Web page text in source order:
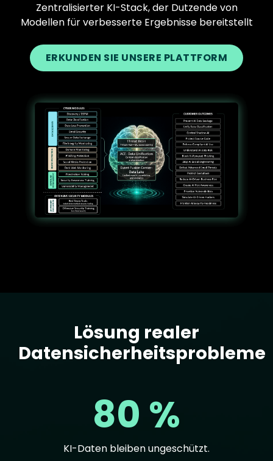
Zentralisierter KI-Stack, der Dutzende von
Modellen für verbesserte Ergebnisse bereitstellt
ERKUNDEN SIE UNSERE PLATTFORM
Lösung realer
Datensicherheitsprobleme
80 %
KI-Daten bleiben ungeschützt.